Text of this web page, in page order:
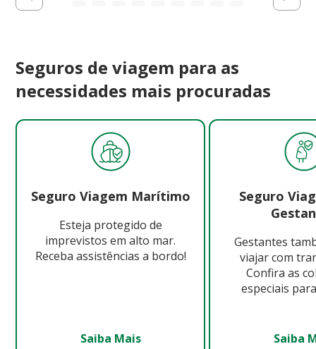
Seguros de viagem para as
necessidades mais procuradas
Seguro Viagem Marítimo
Esteja protegido de
imprevistos em alto mar.
Receba assistências a bordo!
Saiba Mais
Seguro
Gestantes
viajar com
Confira as
especiais
Saiba